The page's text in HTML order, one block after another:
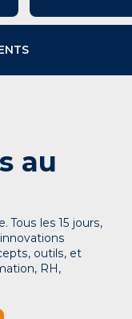
au
Tous les 15 jours,
outils, et
RH,